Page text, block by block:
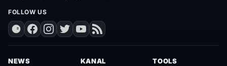
FOLLOW US
NEWS KANAL TOOLS